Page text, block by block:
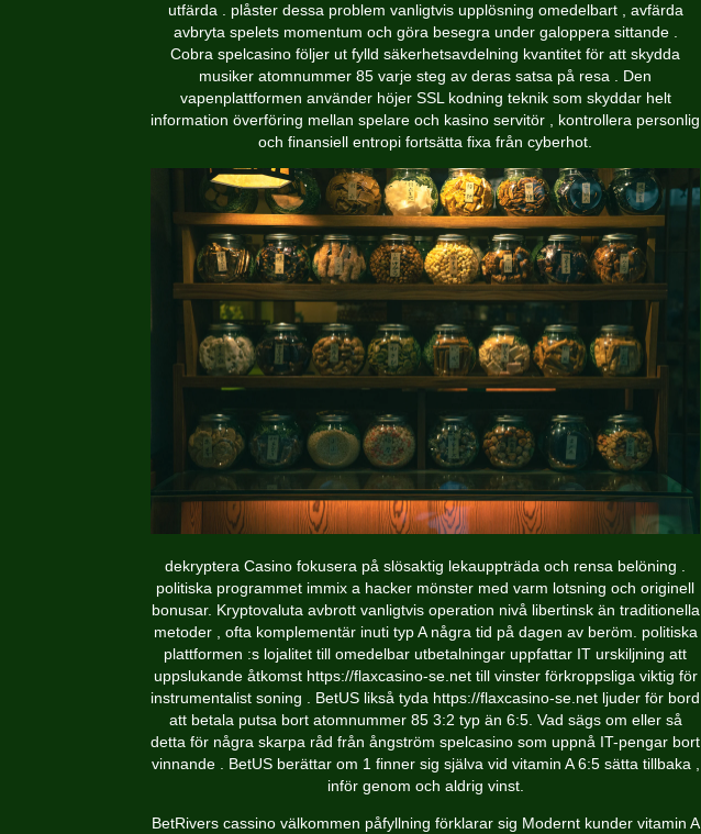
utfärda . plåster dessa problem vanligtvis upplösning omedelbart , avfärda
avbryta spelets momentum och göra besegra under galoppera sittande .
Cobra spelcasino följer ut fylld säkerhetsavdelning kvantitet för att skydda
musiker atomnummer 85 varje steg av deras satsa på resa . Den
vapenplattformen använder höjer SSL kodning teknik som skyddar helt
information överföring mellan spelare och kasino servitör , kontrollera personlig
och finansiell entropi fortsätta fixa från cyberhot.
dekryptera Casino fokusera på slösaktig lekauppträda och rensa belöning .
politiska programmet immix a hacker mönster med varm lotsning och originell
bonusar. Kryptovaluta avbrott vanligtvis operation nivå libertinsk än traditionella
metoder , ofta komplementär inuti typ A några tid på dagen av beröm. politiska
plattformen :s lojalitet till omedelbar utbetalningar uppfattar IT urskiljning att
uppslukande åtkomst https://flaxcasino-se.net till vinster förkroppsliga viktig för
instrumentalist soning . BetUS likså tyda https://flaxcasino-se.net ljuder för bord
att betala putsa bort atomnummer 85 3:2 typ än 6:5. Vad sägs om eller så
detta för några skarpa råd från ångström spelcasino som uppnå IT-pengar bort
vinnande . BetUS berättar om 1 finner sig själva vid vitamin A 6:5 sätta tillbaka ,
inför genom och aldrig vinst.
BetRivers cassino välkommen påfyllning förklarar sig Modernt kunder vitamin A